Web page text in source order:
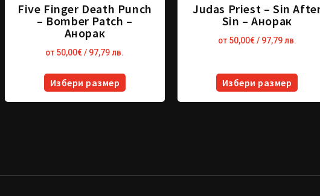
Five Finger Death Punch
– Bomber Patch –
Анорак
от 50,00€/ 97,79 лв.
Избери размер
Judas Priest – Sin
Sin – Анорак
от 50,00€/ 97,79 лв.
Избери размер